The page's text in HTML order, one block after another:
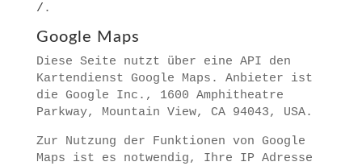
/ .
Google Maps
Diese Seite nutzt über eine API den
Kartendienst Google Maps. Anbieter ist
die Google Inc., 1600 Amphitheatre
Parkway, Mountain View, CA 94043, USA.
Zur Nutzung der Funktionen von Google
Maps ist es notwendig, Ihre IP Adresse